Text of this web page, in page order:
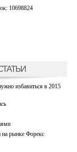
10698824
избавиться в 2015
рынке Форекс